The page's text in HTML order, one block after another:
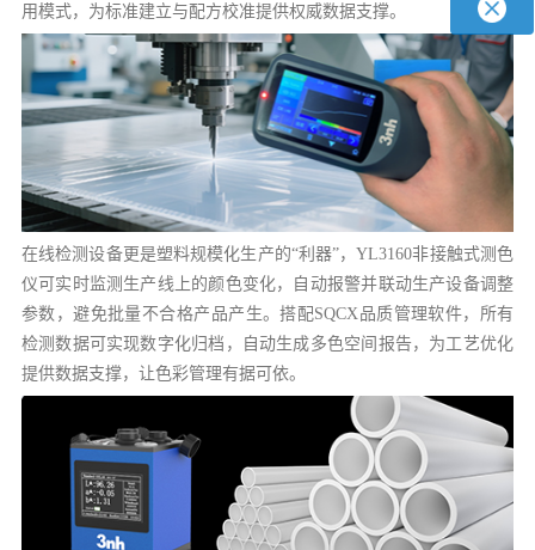
用模式，为标准建立与配方校准提供权威数据支撑。
在线检测设备更是塑料规模化生产的“利器”，YL3160非接触式测色
仪可实时监测生产线上的颜色变化，自动报警并联动生产设备调整
参数，避免批量不合格产品产生。搭配SQCX品质管理软件，所有
检测数据可实现数字化归档，自动生成多色空间报告，为工艺优化
提供数据支撑，让色彩管理有据可依。